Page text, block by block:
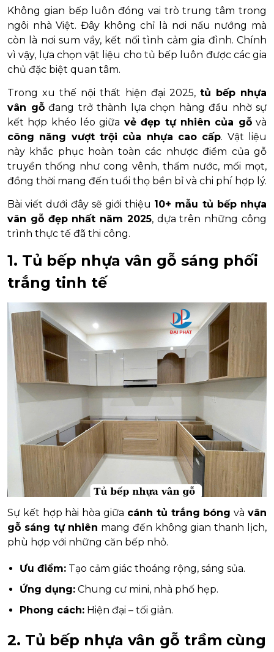
Không gian bếp luôn đóng vai trò trung tâm trong
ngôi nhà Việt. Đây không chỉ là nơi nấu nướng mà
còn là nơi sum vầy, kết nối tình cảm gia đình. Chính
vì vậy, lựa chọn vật liệu cho tủ bếp luôn được các gia
chủ đặc biệt quan tâm.
Trong xu thế nội thất hiện đại 2025, tủ bếp nhựa
vân gỗđang trở thành lựa chọn hàng đầu nhờ sự
kết hợp khéo léo giữa vẻ đẹp tự nhiên của gỗvà
công năng vượt trội của nhựa cao cấp. Vật liệu
này khắc phục hoàn toàn các nhược điểm của gỗ
truyền thống như cong vênh, thấm nước, mối mọt,
đồng thời mang đến tuổi thọ bền bỉ và chi phí hợp lý.
Bài viết dưới đây sẽ giới thiệu 10+ mẫu tủ bếp nhựa
vân gỗ đẹp nhất năm 2025, dựa trên những công
trình thực tế đã thi công.
1. Tủ bếp nhựa vân gỗ sáng phối
trắng tinh tế
Sự kết hợp hài hòa giữa cánh tủ trắng bóng vàvân
gỗ sáng tự nhiên mang đến không gian thanh lịch,
phù hợp với những căn bếp nhỏ.
Ưu điểm: Tạo cảm giác thoáng rộng, sáng sủa.
Ứng dụng: Chung cư mini, nhà phố hẹp.
Phong cách: Hiện đại – tối giản.
2. Tủ bếp nhựa vân gỗ trầm cùng